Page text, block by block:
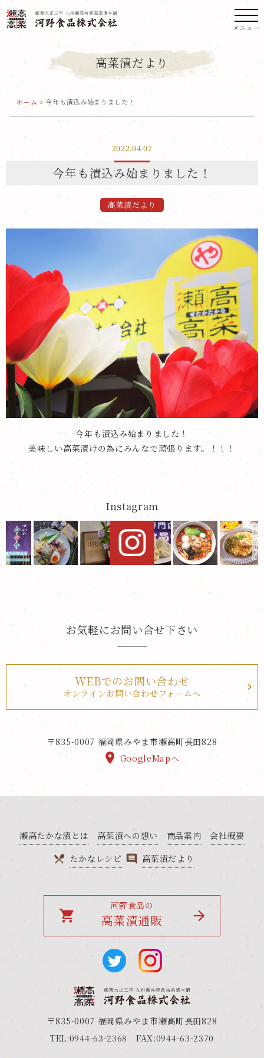
メニュー
高菜漬だより
ホーム »今年も漬込み始まりました！
2022.04.07
今年も漬込み始まりました！
高菜漬だより
今年も漬込み始まりました！
美味しい高菜漬けの為にみんなで頑張ります。！！！
Instagram
お気軽にお問い合せ下さい
WEBでのお問い合わせ
オンラインお問い合わせフォームへ
〒835-0007 福岡県みやま市瀬高町長田828
GoogleMapへ
瀬高たかな漬とは 高菜漬への想い 商品案内
会社概要
たかなレシピ
高菜漬だより
河野食品の
高菜漬通販
local_grocery_store
〒835-0007 福岡県みやま市瀬高町長田828
TEL:0944-63-2368 FAX:0944-63-2370